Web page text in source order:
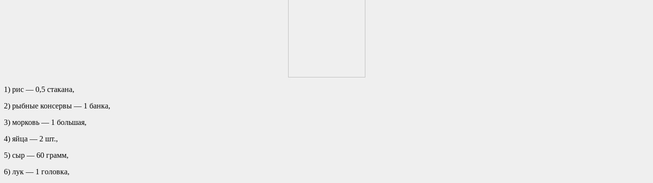
1) рис — 0,5 стакана,
2) рыбные консервы — 1 банка,
3) морковь — 1 большая,
4) яйца — 2 шт.,
5) сыр — 60 грамм,
6) лук — 1 головка,